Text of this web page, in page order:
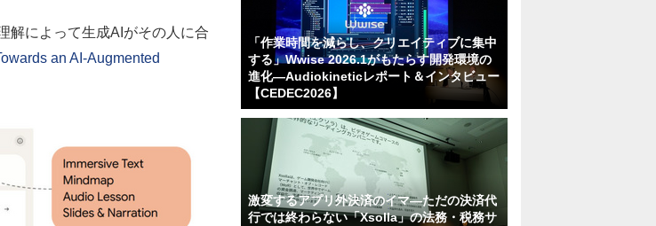
解によって生成AIがその人に合
an AI-Augmented
「作業時間を減らし、クリエイティブに集中
する」Wwise 2026.1がもたらす開発環境の
進化―Audiokineticレポート＆インタビュー
【CEDEC2026】
激変するアプリ外決済のイマ―ただの決済代
行では終わらない「Xsolla」の法務・税務サ